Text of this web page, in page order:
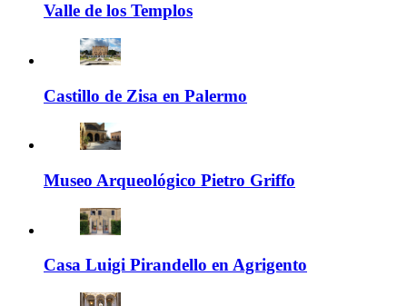
Valle de los Templos
Castillo de Zisa en Palermo
Museo Arqueológico Pietro Griffo
Casa Luigi Pirandello en Agrigento